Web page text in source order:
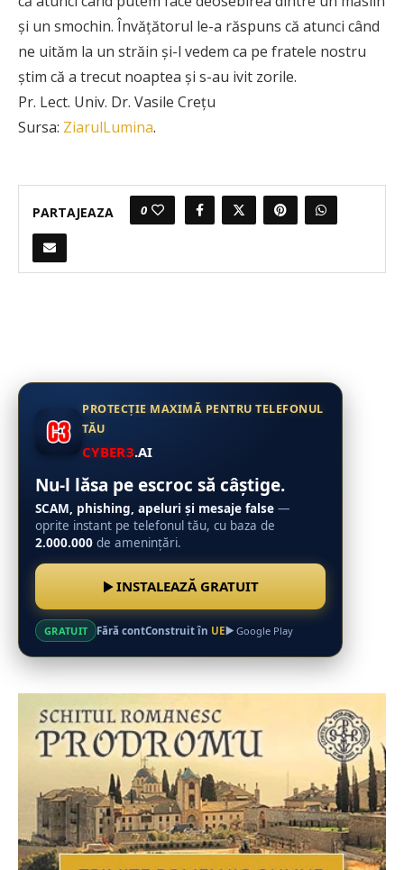
și un smochin. Învăţătorul le-a răspuns că atunci când
ne uităm la un străin și-l vedem ca pe fratele nostru
știm că a trecut noaptea și s-au ivit zorile.
Pr. Lect. Univ. Dr. Vasile Crețu
Sursa: ZiarulLumina.
PARTAJEAZA 0
PROTECȚIE MAXIMĂ PENTRU TELEFONUL
TĂU
CYBER3.AI
Nu-l lăsa pe escroc să câștige.
SCAM, phishing, apeluri și mesaje false —
oprite instant pe telefonul tău, cu baza de
2.000.000 de amenințări.
INSTALEAZĂ GRATUIT
GRATUIT Fără contConstruit în UE Google Play